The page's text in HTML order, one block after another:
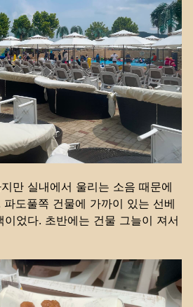
만 실내에서 울리는 소음 때문에
도풀쪽 건물에 가까이 있는 선베
이었다. 초반에는 건물 그늘이 져서